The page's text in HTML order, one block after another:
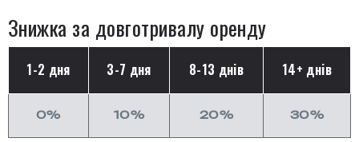
Знижка за довготривалу оренду
1-2 дня 3-7 дня 8-13 днів 14+ днів
0% 10% 20% 30%